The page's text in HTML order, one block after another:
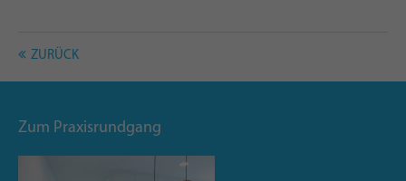
ZURÜCK
Zum Praxisrundgang